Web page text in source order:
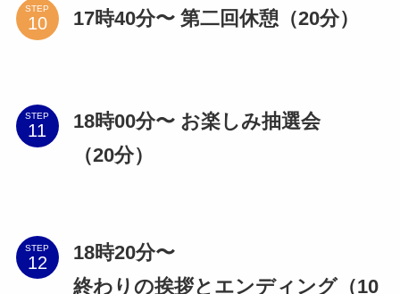
STEP 17時40分〜 第二回休憩（20分）
STEP
18時00分〜 お楽しみ抽選会
（20分）
STEP
18時20分〜
終わりの挨拶とエンディング（10